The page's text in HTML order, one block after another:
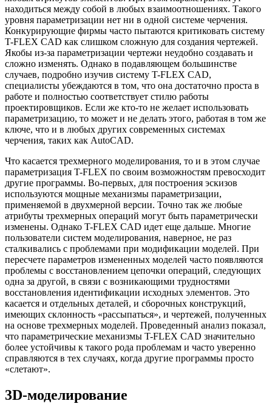
находиться между собой в любых взаимоотношениях. Такого
уровня параметризации нет ни в одной системе черчения.
Конкурирующие фирмы часто пытаются критиковать систему
T-FLEX CAD как слишком сложную для создания чертежей.
Якобы из-за параметризации чертежи неудобно создавать и
сложно изменять. Однако в подавляющем большинстве
случаев, подробно изучив систему T-FLEX CAD,
специалисты убеждаются в том, что она достаточно проста в
работе и полностью соответствует стилю работы
проектировщиков. Если же кто-то не желает использовать
параметризацию, то может и не делать этого, работая в том же
ключе, что и в любых других современных системах
черчения, таких как AutoCAD.
Что касается трехмерного моделирования, то и в этом случае
параметризация T-FLEX по своим возможностям превосходит
другие программы. Во-первых, для построения эскизов
используются мощные механизмы параметризации,
применяемой в двухмерной версии. Точно так же любые
атрибуты трехмерных операций могут быть параметрически
изменены. Однако T-FLEX CAD идет еще дальше. Многие
пользователи систем моделирования, наверное, не раз
сталкивались с проблемами при модификации моделей. При
пересчете параметров измененных моделей часто появляются
проблемы с восстановлением цепочки операций, следующих
одна за другой, в связи с возникающими трудностями
восстановления идентификации исходных элементов. Это
касается и отдельных деталей, и сборочных конструкций,
имеющих склонность «рассыпаться», и чертежей, полученных
на основе трехмерных моделей. Проведенный анализ показал,
что параметрические механизмы T-FLEX CAD значительно
более устойчивы к такого рода проблемам и часто уверенно
справляются в тех случаях, когда другие программы просто
«слетают».
3D-моделирование